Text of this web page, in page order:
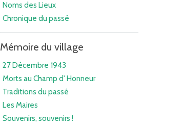
Noms des Lieux
Chronique du passé
Mémoire du village
27 Décembre 1943
Morts au Champ d' Honneur
Traditions du passé
Les Maires
Souvenirs, souvenirs !